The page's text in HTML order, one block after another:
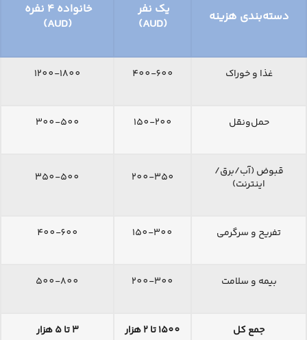
دسته‌بندی هزینه
یک نفر
(AUD)
خانواده ۴ نفره
(AUD)
غذا و خوراک 400-600
1200-1800
حمل‌ونقل 150-200
300-500
قبوض (آب/برق/
اینترنت)
200-350
350-500
تفریح و سرگرمی 150-300
400-600
بیمه و سلامت 200-300
500-800
جمع کل 1500 تا 2 هزار 3 تا 5 هزار